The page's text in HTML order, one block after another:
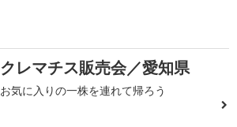
クレマチス販売会／愛知県
お気に入りの一株を連れて帰ろう